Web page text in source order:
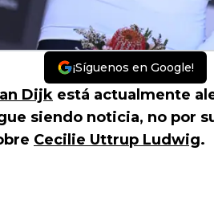
¡Síguenos en Google!
Dijk está actualmente
siendo noticia, no por
Cecilie Uttrup Ludwig.